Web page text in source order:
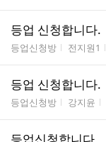
등업 신청합니다.
게시판명
등업신청방 작성자
전지원1
등업 신청합니다.
게시판명
등업신청방 작성자
강지윤